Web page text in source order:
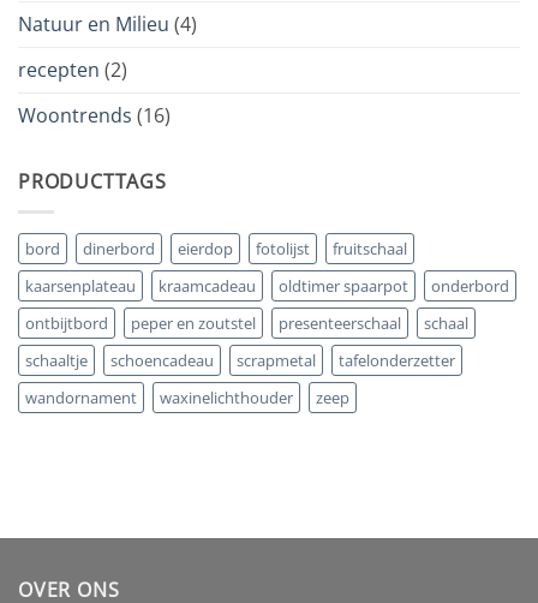
Natuur en Milieu (4)
recepten (2)
Woontrends (16)
PRODUCTTAGS
bord dinerbord eierdop fotolijst
fruitschaal
kaarsenplateau
kraamcadeau oldtimer spaarpot
onderbord
ontbijtbord
peper en zoutstel presenteerschaal
schaal
schaaltje
schoencadeau scrapmetal
tafelonderzetter
wandornament
waxinelichthouder zeep
OVER ONS